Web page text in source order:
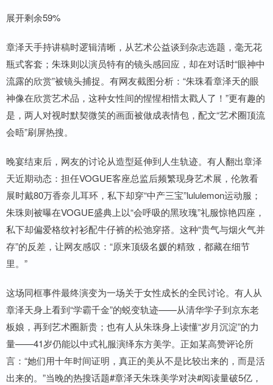
展开剩余59%
章泽天手持讲稿时逻辑清晰，从艺术公益谈到杂志选题，毫无花
瓶式客套；朱珠则以演员特有的镜头感回应，却在对话时“眼神中
流露的欣赏”被镜头捕捉。有网友截图分析：“朱珠看章泽天的眼
神像在欣赏艺术品，这种女性间的惺惺相惜太戳人了！”更有趣的
是，两人对视时默契微笑的画面被做成表情包，配文“艺术圈顶流
会晤”刷屏热搜。
晚宴结束后，网友的讨论从造型延伸到人生轨迹。有人翻出章泽
天近期动态：担任VOGUE客座总监后频繁现身艺术展，伦敦看
展时戴80万香奈儿耳环，私下却穿“中产三宝”lululemon运动服；
朱珠则被曝在VOGUE盛典上以“会呼吸的黑玫瑰”礼服惊艳四座，
私下却偏爱格纹衬衫配牛仔裤的松弛穿搭。这种“贵气与烟火气并
存”的反差，让网友感叹：“原来顶级名媛的精致，都藏在细节
里。”
这场同框事件最终演变为一场关于女性成长的全民讨论。有人从
章泽天身上看到“学霸千金”的蜕变轨迹——从清华学子到京东老
板娘，再到艺术圈新贵；也有人从朱珠身上读懂“岁月沉淀”的力
量——41岁仍能以中式礼服演绎东方美学。正如某高赞评论所
言：“她们用十年时间证明，真正的美从不是比较出来的，而是活
出来的。”当晚的热搜话题#章泽天朱珠美学对决#阅读量破5亿，